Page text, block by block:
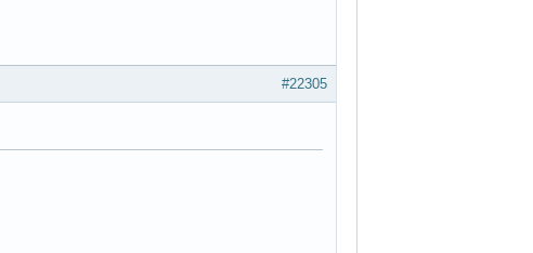
#22305